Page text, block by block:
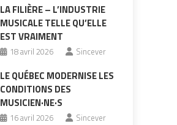
LA FILIÈRE – L’INDUSTRIE
MUSICALE TELLE QU’ELLE
EST VRAIMENT
18 avril 2026 Sincever
LE QUÉBEC MODERNISE LES
CONDITIONS DES
MUSICIEN·NE·S
16 avril 2026 Sincever